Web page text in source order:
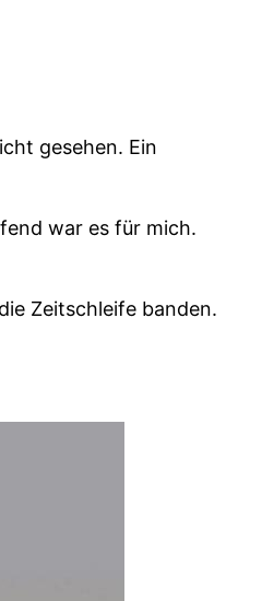
gesehen. Ein
war es für mich.
Zeitschleife banden.